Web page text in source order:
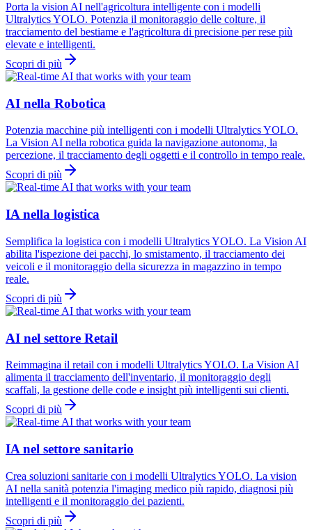
Porta la vision AI nell'agricoltura intelligente con i modelli
Ultralytics YOLO. Potenzia il monitoraggio delle colture, il
tracciamento del bestiame e l'agricoltura di precisione per rese più
elevate e intelligenti.
Scopri di più
AI nella Robotica
Potenzia macchine più intelligenti con i modelli Ultralytics YOLO.
La Vision AI nella robotica guida la navigazione autonoma, la
percezione, il tracciamento degli oggetti e il controllo in tempo reale.
Scopri di più
IA nella logistica
Semplifica la logistica con i modelli Ultralytics YOLO. La Vision AI
abilita l'ispezione dei pacchi, lo smistamento, il tracciamento dei
veicoli e il monitoraggio della sicurezza in magazzino in tempo
reale.
Scopri di più
AI nel settore Retail
Reimmagina il retail con i modelli Ultralytics YOLO. La Vision AI
alimenta il tracciamento dell'inventario, il monitoraggio degli
scaffali, la gestione delle code e insight più intelligenti sui clienti.
Scopri di più
IA nel settore sanitario
Crea soluzioni sanitarie con i modelli Ultralytics YOLO. La vision
AI nella sanità potenzia l'imaging medico più rapido, diagnosi più
intelligenti e il monitoraggio dei pazienti.
Scopri di più